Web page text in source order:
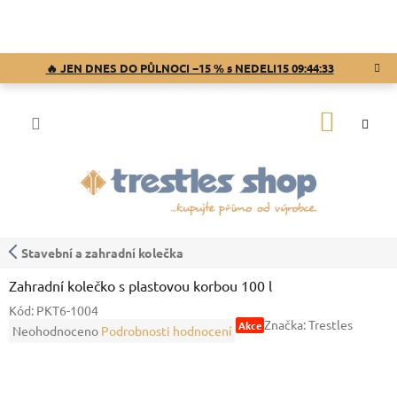
🔥 JEN DNES DO PŮLNOCI −15 % s NEDELI1509:44:33
Stavební a zahradní kolečka
Zahradní kolečko s plastovou korbou 100 l
Kód: PKT6-1004
Průměrné
Neohodnoceno Podrobnosti hodnocení AkceZnačka:Trestles